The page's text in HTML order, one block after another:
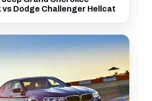
vs Dodge Challenger Hellcat